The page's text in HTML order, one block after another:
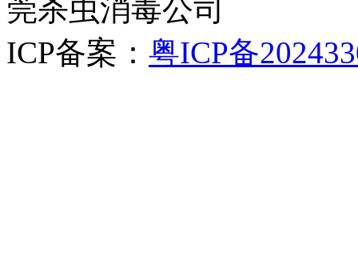
莞杀虫消毒公司
ICP备案： 粤ICP备